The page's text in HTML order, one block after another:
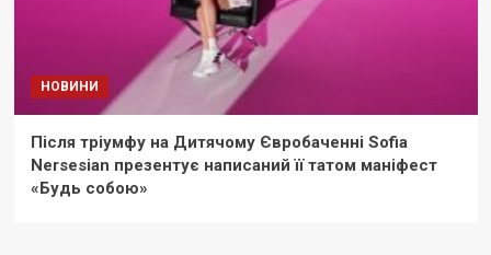
НОВИНИ
Після тріумфу на Дитячому Євробаченні Sofia
Nersesian презентує написаний її татом маніфест
«Будь собою»